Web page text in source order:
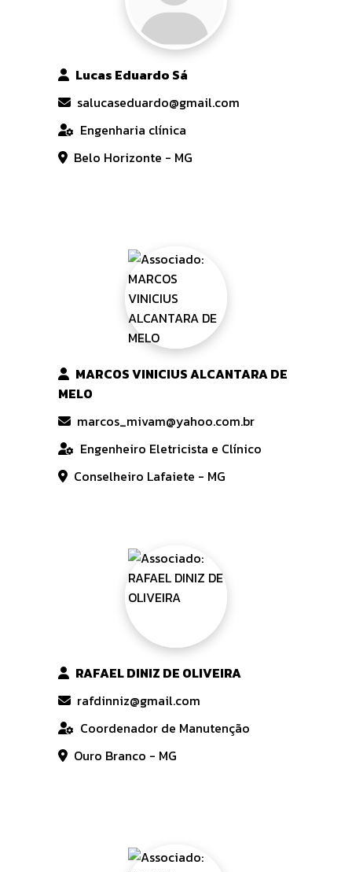
Lucas Eduardo Sá
salucaseduardo@gmail.com
Engenharia clínica
Belo Horizonte - MG
MARCOS VINICIUS ALCANTARA DE
MELO
marcos_mivam@yahoo.com.br
Engenheiro Eletricista e Clínico
Conselheiro Lafaiete - MG
RAFAEL DINIZ DE OLIVEIRA
rafdinniz@gmail.com
Coordenador de Manutenção
Ouro Branco - MG